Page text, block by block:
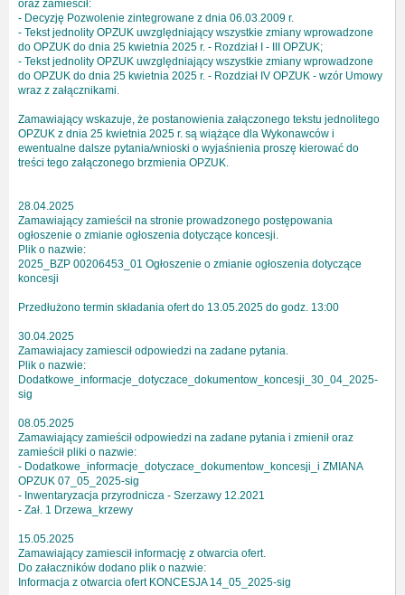
oraz zamieścił:
- Decyzję Pozwolenie zintegrowane z dnia 06.03.2009 r.
- Tekst jednolity OPZUK uwzględniający wszystkie zmiany wprowadzone
do OPZUK do dnia 25 kwietnia 2025 r. - Rozdział I - III OPZUK;
- Tekst jednolity OPZUK uwzględniający wszystkie zmiany wprowadzone
do OPZUK do dnia 25 kwietnia 2025 r. - Rozdział IV OPZUK - wzór Umowy
wraz z załącznikami.
Zamawiający wskazuje, że postanowienia załączonego tekstu jednolitego
OPZUK z dnia 25 kwietnia 2025 r. są wiążące dla Wykonawców i
ewentualne dalsze pytania/wnioski o wyjaśnienia proszę kierować do
treści tego załączonego brzmienia OPZUK.
28.04.2025
Zamawiający zamieścił na stronie prowadzonego postępowania
ogłoszenie o zmianie ogłoszenia dotyczące koncesji.
Plik o nazwie:
2025_BZP 00206453_01 Ogłoszenie o zmianie ogłoszenia dotyczące
koncesji
Przedłużono termin składania ofert do 13.05.2025 do godz. 13:00
30.04.2025
Zamawiajacy zamiescił odpowiedzi na zadane pytania.
Plik o nazwie:
Dodatkowe_informacje_dotyczace_dokumentow_koncesji_30_04_2025-
sig
08.05.2025
Zamawiający zamieścił odpowiedzi na zadane pytania i zmienił oraz
zamieścił pliki o nazwie:
- Dodatkowe_informacje_dotyczace_dokumentow_koncesji_i ZMIANA
OPZUK 07_05_2025-sig
- Inwentaryzacja przyrodnicza - Szerzawy 12.2021
- Zał. 1 Drzewa_krzewy
15.05.2025
Zamawiający zamiescił informację z otwarcia ofert.
Do załaczników dodano plik o nazwie:
Informacja z otwarcia ofert KONCESJA 14_05_2025-sig